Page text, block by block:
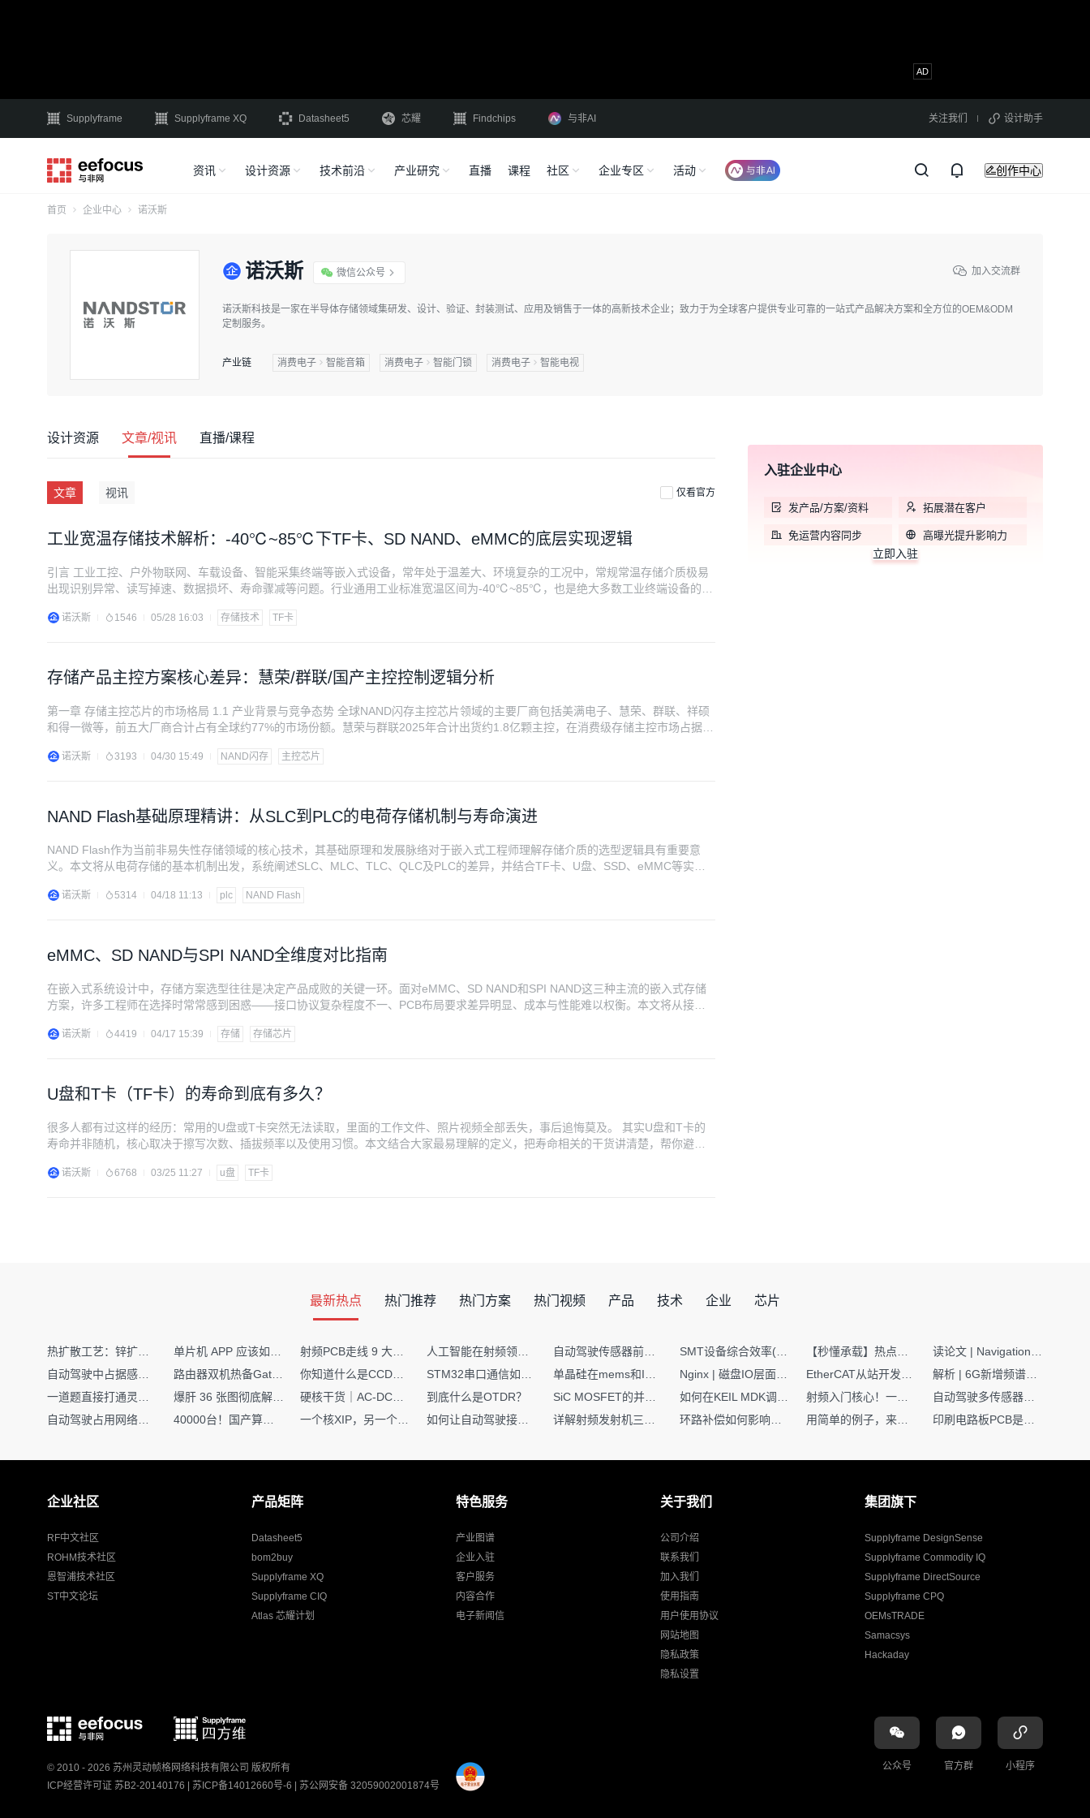
Supplyframe Supplyframe XQ Datasheet5 芯耀 Findchips 与非AI 关注我们 设计助手
资讯 设计资源 技术前沿 产业研究 直播 课程 社区 企业专区 活动 创作中心
首页 企业中心 诺沃斯
诺沃斯 微信公众号 加入交流群
诺沃斯科技是一家在半导体存储领域集研发、设计、验证、封装测试、应用及销售于一体的高新技术企业；致力于为全球客户提供专业可靠的一站式产品解决方案和全方位的OEM&ODM
定制服务。
产业链 消费电子 智能音箱 消费电子 智能门锁 消费电子 智能电视
设计资源 文章/视讯 直播/课程
文章 视讯 仅看官方
工业宽温存储技术解析：-40℃~85℃下TF卡、SD NAND、eMMC的底层实现逻辑
引言 工业工控、户外物联网、车载设备、智能采集终端等嵌入式设备，常年处于温差大、环境复杂的工况中，常规常温存储介质极易
出现识别异常、读写掉速、数据损坏、寿命骤减等问题。行业通用工业标准宽温区间为-40℃~85℃，也是绝大多数工业终端设备的额
圆筛选、中端封装工艺、底层固件算法
诺沃斯 1546 05/28 16:03 存储技术 TF卡
存储产品主控方案核心差异：慧荣/群联/国产主控控制逻辑分析
第一章 存储主控芯片的市场格局 1.1 产业背景与竞争态势 全球NAND闪存主控芯片领域的主要厂商包括美满电子、慧荣、群联、祥硕
和得一微等，前五大厂商合计占有全球约77%的市场份额。慧荣与群联2025年合计出货约1.8亿颗主控，在消费级存储主控市场占据较
颗。 1.2 产品形态与主控
诺沃斯 3193 04/30 15:49 NAND闪存 主控芯片
NAND Flash基础原理精讲：从SLC到PLC的电荷存储机制与寿命演进
NAND Flash作为当前非易失性存储领域的核心技术，其基础原理和发展脉络对于嵌入式工程师理解存储介质的选型逻辑具有重要意
义。本文将从电荷存储的基本机制出发，系统阐述SLC、MLC、TLC、QLC及PLC的差异，并结合TF卡、U盘、SSD、eMMC等实际
的本质
诺沃斯 5314 04/18 11:13 plc NAND Flash
eMMC、SD NAND与SPI NAND全维度对比指南
在嵌入式系统设计中，存储方案选型往往是决定产品成败的关键一环。面对eMMC、SD NAND和SPI NAND这三种主流的嵌入式存储
方案，许多工程师在选择时常常感到困惑——接口协议复杂程度不一、PCB布局要求差异明显、成本与性能难以权衡。本文将从接口
诺沃斯 4419 04/17 15:39 存储 存储芯片
U盘和T卡（TF卡）的寿命到底有多久？
很多人都有过这样的经历：常用的U盘或T卡突然无法读取，里面的工作文件、照片视频全部丢失，事后追悔莫及。 其实U盘和T卡的
寿命并非随机，核心取决于擦写次数、插拔频率以及使用习惯。本文结合大家最易理解的定义，把寿命相关的干货讲清楚，帮你避开
写（并非单次存入或删除文件就算1次
诺沃斯 6768 03/25 11:27 u盘 TF卡
入驻企业中心
发产品/方案/资料 拓展潜在客户
免运营内容同步 高曝光提升影响力
立即入驻
最新热点 热门推荐 热门方案 热门视频 产品 技术 企业 芯片
到底什么是OTDR？
企业社区
RF中文社区
ROHM技术社区
恩智浦技术社区
ST中文论坛
产品矩阵
Datasheet5
bom2buy
Supplyframe XQ
Supplyframe CIQ
Atlas 芯耀计划
特色服务
产业图谱
企业入驻
客户服务
内容合作
电子新闻信
关于我们
公司介绍
联系我们
加入我们
使用指南
用户使用协议
网站地图
隐私政策
隐私设置
集团旗下
Supplyframe DesignSense
Supplyframe Commodity IQ
Supplyframe DirectSource
Supplyframe CPQ
OEMsTRADE
Samacsys
Hackaday
© 2010 - 2026 苏州灵动帧格网络科技有限公司 版权所有
ICP经营许可证 苏B2-20140176 | 苏ICP备14012660号-6 苏公网安备 32059002001874号
公众号 官方群 小程序